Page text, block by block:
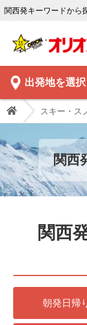
関西発キーワードから
出発地を選択
スキー・ス
関西
関西
朝発日帰